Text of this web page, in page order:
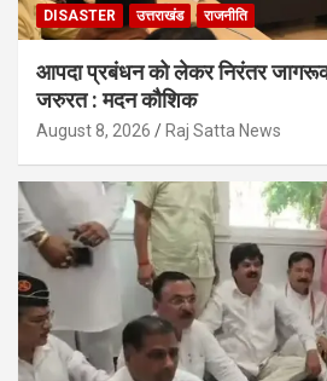
DISASTER उत्तराखंड राजनीति
आपदा प्रबंधन को लेकर निरंतर
जरुरत : मदन कौशिक
August 8, 2026 Raj Satta News